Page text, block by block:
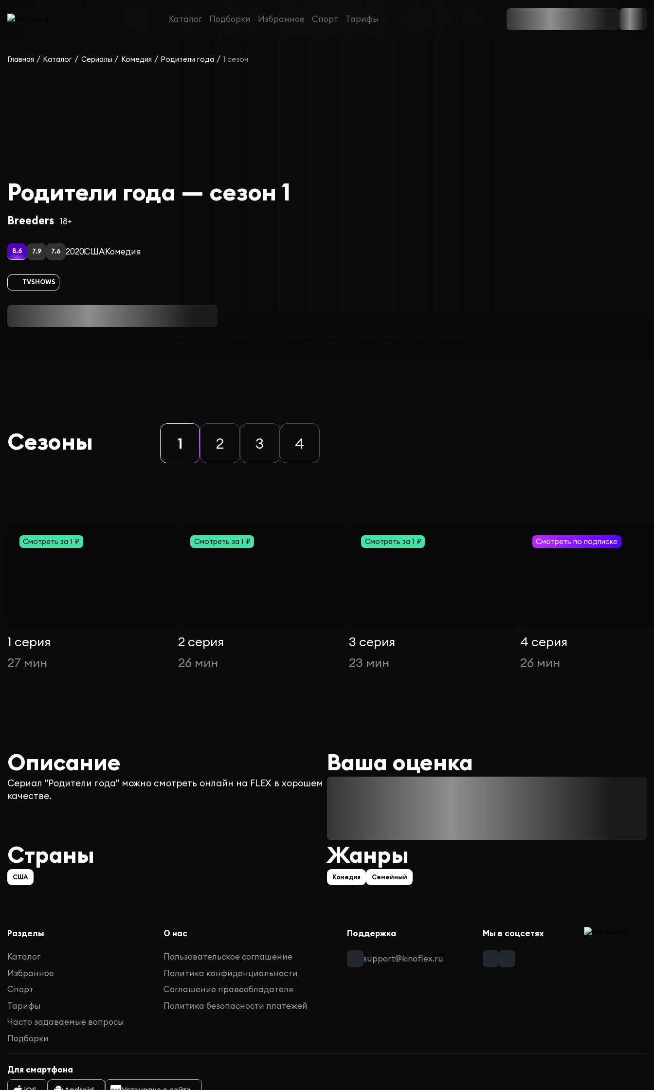
Каталог Подборки Избранное Спорт Тарифы
Главная / Каталог / Сериалы / Комедия / Родители года / 1 сезон
Родители года — сезон 1
Breeders 18+
8.6 7.9 7.6 2020СШАКомедия
TVSHOWS
Сезоны 1 2 3 4
Смотреть за 1 ₽
1 серия
27 мин
Смотреть за 1 ₽
2 серия
26 мин
Смотреть за 1 ₽
3 серия
23 мин
Смотреть по подписке
4 серия
26 мин
Описание
Сериал "Родители года" можно смотреть онлайн на FLEX в хорошем
качестве.
Ваша оценка
Страны
США
Жанры
Комедия Семейный
Разделы
Каталог
Избранное
Спорт
Тарифы
Часто задаваемые вопросы
Подборки
О нас
Пользовательское соглашение
Политика конфиденциальности
Соглашение правообладателя
Политика безопасности платежей
Поддержка
support@kinoflex.ru
Мы в соцсетях
Для смартфона